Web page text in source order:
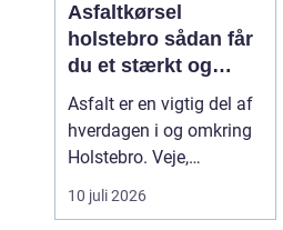
Asfaltkørsel
holstebro sådan får
du et stærkt og
holdbart underlag
Asfalt er en vigtig del af
hverdagen i og omkring
Holstebro. Veje,
indkørsler,
parkeringspladser og
10 juli 2026